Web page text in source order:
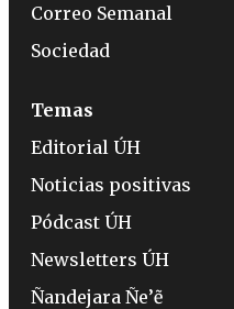
Correo Semanal
Sociedad
Temas
Editorial ÚH
Noticias positivas
Pódcast ÚH
Newsletters ÚH
Ñandejara Ñe’ẽ